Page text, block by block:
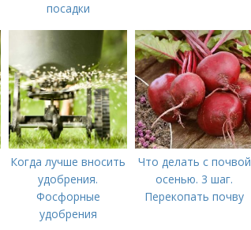
посадки
Когда лучше вносить
удобрения.
Фосфорные
удобрения
Что делать с почвой
осенью. 3 шаг.
Перекопать почву